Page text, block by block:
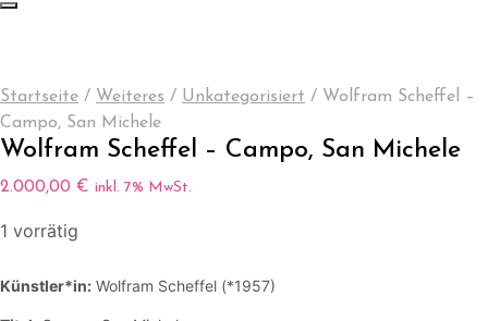
Startseite / Weiteres / Unkategorisiert / Wolfram Scheffel –
Campo, San Michele
Wolfram Scheffel – Campo, San Michele
2.000,00 € inkl. 7% MwSt.
1 vorrätig
Künstler*in: Wolfram Scheffel (*1957)